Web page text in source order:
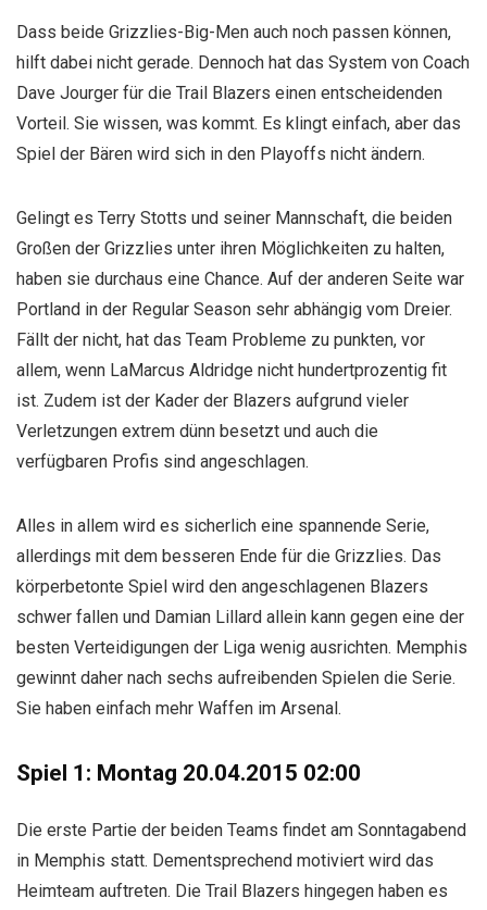
Dass beide Grizzlies-Big-Men auch noch passen können,
hilft dabei nicht gerade. Dennoch hat das System von Coach
Dave Jourger für die Trail Blazers einen entscheidenden
Vorteil. Sie wissen, was kommt. Es klingt einfach, aber das
Spiel der Bären wird sich in den Playoffs nicht ändern.
Gelingt es Terry Stotts und seiner Mannschaft, die beiden
Großen der Grizzlies unter ihren Möglichkeiten zu halten,
haben sie durchaus eine Chance. Auf der anderen Seite war
Portland in der Regular Season sehr abhängig vom Dreier.
Fällt der nicht, hat das Team Probleme zu punkten, vor
allem, wenn LaMarcus Aldridge nicht hundertprozentig fit
ist. Zudem ist der Kader der Blazers aufgrund vieler
Verletzungen extrem dünn besetzt und auch die
verfügbaren Profis sind angeschlagen.
Alles in allem wird es sicherlich eine spannende Serie,
allerdings mit dem besseren Ende für die Grizzlies. Das
körperbetonte Spiel wird den angeschlagenen Blazers
schwer fallen und Damian Lillard allein kann gegen eine der
besten Verteidigungen der Liga wenig ausrichten. Memphis
gewinnt daher nach sechs aufreibenden Spielen die Serie.
Sie haben einfach mehr Waffen im Arsenal.
Spiel 1: Montag 20.04.2015 02:00
Die erste Partie der beiden Teams findet am Sonntagabend
in Memphis statt. Dementsprechend motiviert wird das
Heimteam auftreten. Die Trail Blazers hingegen haben es